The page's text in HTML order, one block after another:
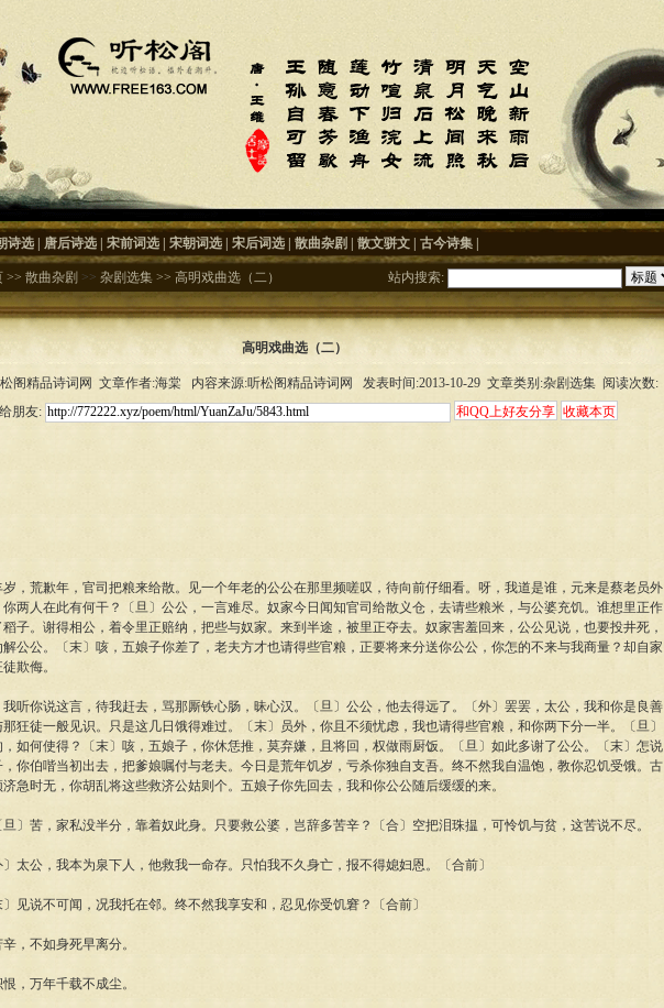
诗选 唐后诗选 宋前词选 宋朝词选 宋后词选 散曲杂剧 散文骈文 古今诗集
>> 散曲杂剧 >> 杂剧选集 >> 高明戏曲选（二） 站内搜索:
高明戏曲选（二）
阁精品诗词网 文章作者:海棠 内容来源:听松阁精品诗词网 发表时间:2013-10-29 文章类别:杂剧选集 阅读次数:
朋友:
岁，荒歉年，官司把粮来给散。见一个年老的公公在那里频嗟叹，待向前仔细看。呀，我道是谁，元来是蔡老员外
两人在此有何干？〔旦〕公公，一言难尽。奴家今日闻知官司给散义仓，去请些粮米，与公婆充饥。谁想里正作
子。谢得相公，着令里正赔纳，把些与奴家。来到半途，被里正夺去。奴家害羞回来，公公见说，也要投井死，
公公。〔末〕咳，五娘子你差了，老夫方才也请得些官粮，正要将来分送你公公，你怎的不来与我商量？却自家
欺侮。
我听你说这言，待我赶去，骂那厮铁心肠，昧心汉。〔旦〕公公，他去得远了。〔外〕罢罢，太公，我和你是良善
狂徒一般见识。只是这几日饿得难过。〔末〕员外，你且不须忧虑，我也请得些官粮，和你两下分一半。〔旦〕
如何使得？〔末〕咳，五娘子，你休恁推，莫弃嫌，且将回，权做雨厨饭。〔旦〕如此多谢了公公。〔末〕怎说
你伯喈当初出去，把爹娘嘱付与老夫。今日是荒年饥岁，亏杀你独自支吾。终不然我自温饱，教你忍饥受饿。古
急时无，你胡乱将这些救济公姑则个。五娘子你先回去，我和你公公随后缓缓的来。
旦〕苦，家私没半分，靠着奴此身。只要救公婆，岂辞多苦辛？〔合〕空把泪珠揾，可怜饥与贫，这苦说不尽。
〕太公，我本为泉下人，他救我一命存。只怕我不久身亡，报不得媳妇恩。〔合前〕
〕见说不可闻，况我托在邻。终不然我享安和，忍见你受饥窘？〔合前〕
，不如身死早离分。
，万年千载不成尘。